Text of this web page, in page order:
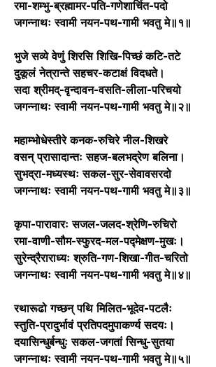
रमा-शम्भु-ब्रह्मामर-पति-गणेशार्चित-पदो
जगन्नाथः स्वामी नयन-पथ-गामी भवतु मे॥१॥
भुजे सव्ये वेणुं शिरसि शिखि-पिच्छं कटि-तटे
दुकूलं नेत्रान्ते सहचर-कटाक्षं विदधते।
सदा श्रीमद्-वृन्दावन-वसति-लीला-परिचयो
जगन्नाथः स्वामी नयन-पथ-गामी भवतु मे॥२॥
महाम्भोधेस्तीरे कनक-रुचिरे नील-शिखरे
वसन् प्रासादान्तः सहज-बलभद्रेण बलिना।
सुभद्रा-मध्यस्थः सकल-सुर-सेवावसरदो
जगन्नाथः स्वामी नयन-पथ-गामी भवतु मे॥३॥
कृपा-पारावारः सजल-जलद-श्रेणि-रुचिरो
रमा-वाणी-सौम-स्फुरद-मल-पद्मेक्षण-मुखः।
सुरेन्द्रैराराध्यः श्रुति-गण-शिखा-गीत-चरितो
जगन्नाथः स्वामी नयन-पथ-गामी भवतु मे॥४॥
रथारूढो गच्छन् पथि मिलित-भूदेव-पटलैः
स्तुति-प्रादुर्भावं प्रतिपदमुपाकर्ण्य सदयः।
दयासिन्धुर्बन्धुः सकल-जगतां सिन्धु-सुतया
जगन्नाथः स्वामी नयन-पथ-गामी भवतु मे॥५॥